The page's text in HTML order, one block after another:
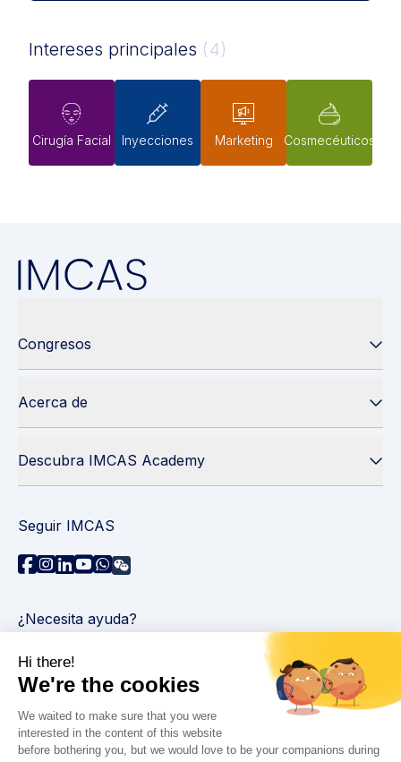
Intereses principales (4)
Cirugía Facial Inyecciones Marketing Cosmecéuticos
Congresos
Acerca de
Descubra IMCAS Academy
Seguir IMCAS
¿Necesita ayuda?
Contáctenos
Leer preguntas frecuentes
Política de privacidad